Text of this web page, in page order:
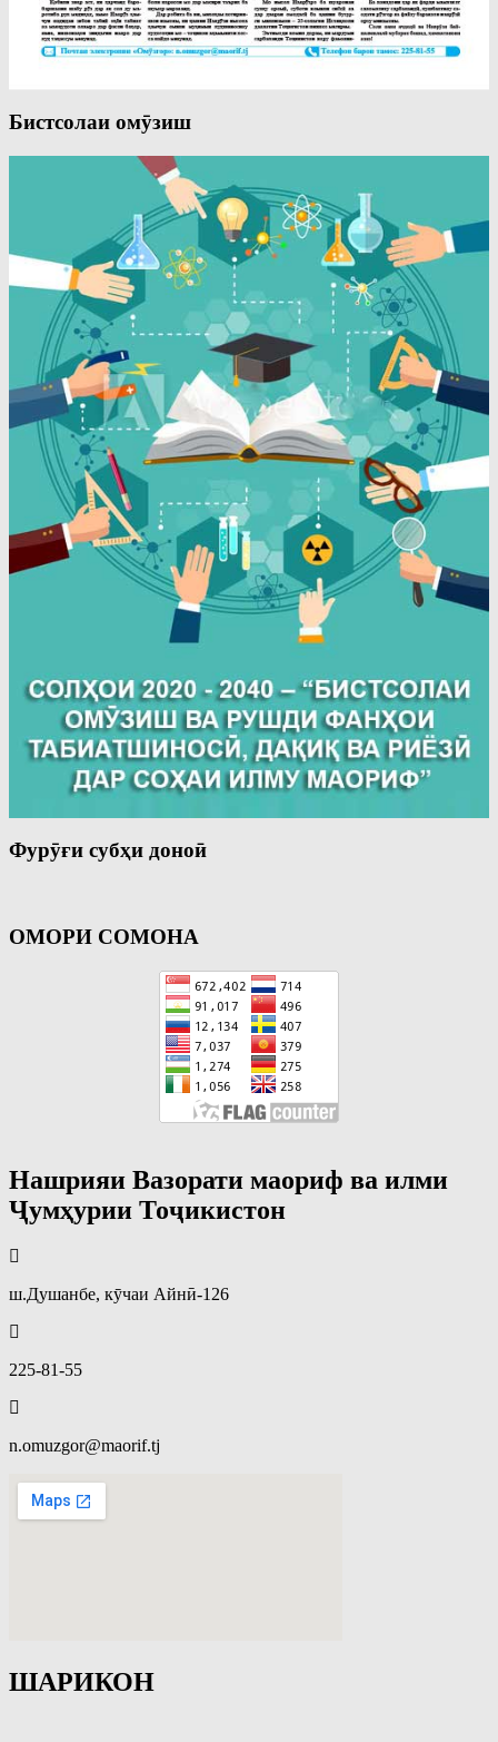
Бистсолаи омӯзиш
Фурӯғи субҳи доноӣ
ОМОРИ СОМОНА
Нашрияи Вазорати маориф ва илми
Ҷумҳурии Тоҷикистон
ш.Душанбе, кӯчаи Айнӣ-126
225-81-55
n.omuzgor@maorif.tj
ШАРИКОН